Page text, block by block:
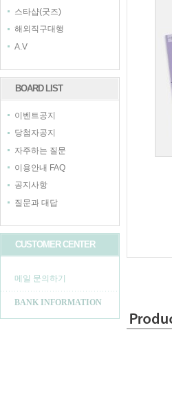
스타샵(굿즈)
해외직구대행
A.V
BOARD LIST
이벤트공지
당첨자공지
자주하는 질문
이용안내 FAQ
공지사항
질문과 대답
CUSTOMER CENTER
메일 문의하기
BANK INFORMATION